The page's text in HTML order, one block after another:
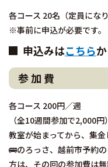
各コース 20名（定員にな
※事前に申込が必要です。
申込みはこちら
参 加 費
各コース 200円／週
（全10週間参加で2,000円）
教室が始まってから、集
🚌のろっさ、越前市予約
方は、その回の参加費は無